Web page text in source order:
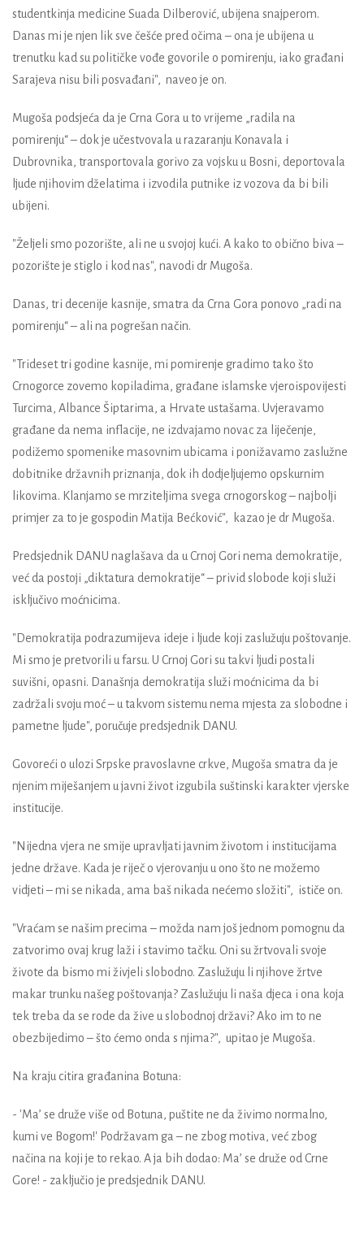
studentkinja medicine Suada Dilberović, ubijena snajperom.
Danas mi je njen lik sve češće pred očima – ona je ubijena u
trenutku kad su političke vođe govorile o pomirenju, iako građani
Sarajeva nisu bili posvađani", naveo je on.
Mugoša podsjeća da je Crna Gora u to vrijeme „radila na
pomirenju“ – dok je učestvovala u razaranju Konavala i
Dubrovnika, transportovala gorivo za vojsku u Bosni, deportovala
ljude njihovim dželatima i izvodila putnike iz vozova da bi bili
ubijeni.
"Željeli smo pozorište, ali ne u svojoj kući. A kako to obično biva –
pozorište je stiglo i kod nas", navodi dr Mugoša.
Danas, tri decenije kasnije, smatra da Crna Gora ponovo „radi na
pomirenju“ – ali na pogrešan način.
"Trideset tri godine kasnije, mi pomirenje gradimo tako što
Crnogorce zovemo kopiladima, građane islamske vjeroispovijesti
Turcima, Albance Šiptarima, a Hrvate ustašama. Uvjeravamo
građane da nema inflacije, ne izdvajamo novac za liječenje,
podižemo spomenike masovnim ubicama i ponižavamo zaslužne
dobitnike državnih priznanja, dok ih dodjeljujemo opskurnim
likovima. Klanjamo se mrziteljima svega crnogorskog – najbolji
primjer za to je gospodin Matija Bećković", kazao je dr Mugoša.
Predsjednik DANU naglašava da u Crnoj Gori nema demokratije,
već da postoji „diktatura demokratije“ – privid slobode koji služi
isključivo moćnicima.
"Demokratija podrazumijeva ideje i ljude koji zaslužuju poštovanje.
Mi smo je pretvorili u farsu. U Crnoj Gori su takvi ljudi postali
suvišni, opasni. Današnja demokratija služi moćnicima da bi
zadržali svoju moć – u takvom sistemu nema mjesta za slobodne i
pametne ljude", poručuje predsjednik DANU.
Govoreći o ulozi Srpske pravoslavne crkve, Mugoša smatra da je
njenim miješanjem u javni život izgubila suštinski karakter vjerske
institucije.
"Nijedna vjera ne smije upravljati javnim životom i institucijama
jedne države. Kada je riječ o vjerovanju u ono što ne možemo
vidjeti – mi se nikada, ama baš nikada nećemo složiti", ističe on.
"Vraćam se našim precima – možda nam još jednom pomognu da
zatvorimo ovaj krug laži i stavimo tačku. Oni su žrtvovali svoje
živote da bismo mi živjeli slobodno. Zaslužuju li njihove žrtve
makar trunku našeg poštovanja? Zaslužuju li naša djeca i ona koja
tek treba da se rode da žive u slobodnoj državi? Ako im to ne
obezbijedimo – što ćemo onda s njima?", upitao je Mugoša.
Na kraju citira građanina Botuna:
- 'Ma’ se druže više od Botuna, puštite ne da živimo normalno,
kumi ve Bogom!' Podržavam ga – ne zbog motiva, već zbog
načina na koji je to rekao. A ja bih dodao: Ma’ se druže od Crne
Gore! - zaključio je predsjednik DANU.